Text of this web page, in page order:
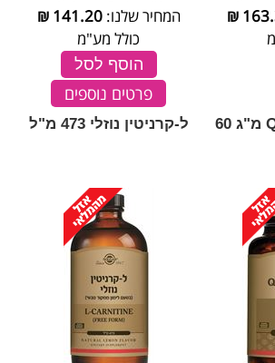
₪
המחיר שלנו:141.20
₪
כולל מע"מ
הוסף לסל
פרטים נוספים
קו אנזים Q-10 60 מ"ג 60
ל-קרניטין נוזלי 473 מ"ל